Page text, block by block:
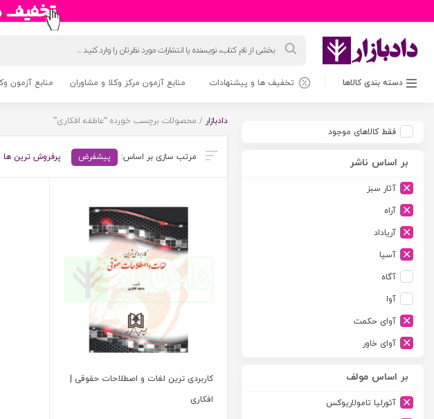
محصولات
دسته بندی کالاها تخفیف ها و پیشنهادات منابع آزمون مرکز وکلا و مشاوران منابع آزمون
فقط کالاهای موجود
بر اساس ناشر
آثار سبز
آراه
آریاداد
آسیا
آگاه
آوا
آوای حکمت
آوای خاور
آیدین
بر اساس مولف
آئورلیا تامولاریوکس
دادبازار / محصولات برچسب خورده “عاطفه افکاری”
پیشفرض پرفروش ترین ها
کاربردی ترین لغات و اصطلاحات حقوقی |
افکاری